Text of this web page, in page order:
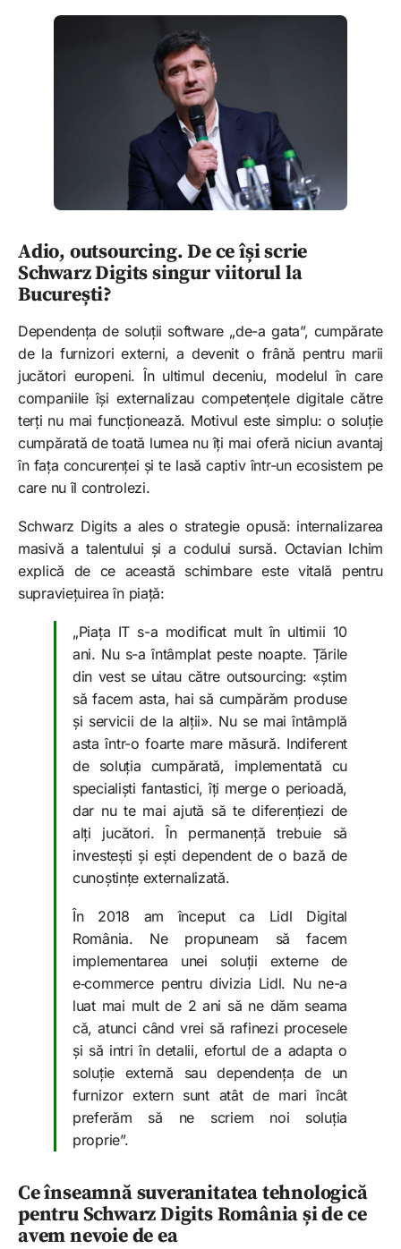
Adio, outsourcing. De ce își scrie
Schwarz Digits singur viitorul la
București?
Dependența de soluții software „de-a gata”, cumpărate
de la furnizori externi, a devenit o frână pentru marii
jucători europeni. În ultimul deceniu, modelul în care
companiile își externalizau competențele digitale către
terți nu mai funcționează. Motivul este simplu: o soluție
cumpărată de toată lumea nu îți mai oferă niciun avantaj
în fața concurenței și te lasă captiv într-un ecosistem pe
care nu îl controlezi.
Schwarz Digits a ales o strategie opusă: internalizarea
masivă a talentului și a codului sursă. Octavian Ichim
explică de ce această schimbare este vitală pentru
supraviețuirea în piață:
„Piața IT s-a modificat mult în ultimii 10
ani. Nu s-a întâmplat peste noapte. Țările
din vest se uitau către outsourcing: «știm
să facem asta, hai să cumpărăm produse
și servicii de la alții». Nu se mai întâmplă
asta într-o foarte mare măsură. Indiferent
de soluția cumpărată, implementată cu
specialiști fantastici, îți merge o perioadă,
dar nu te mai ajută să te diferențiezi de
alți jucători. În permanență trebuie să
investești și ești dependent de o bază de
cunoștințe externalizată.
În 2018 am început ca Lidl Digital
România. Ne propuneam să facem
implementarea unei soluții externe de
e‑commerce pentru divizia Lidl. Nu ne-a
luat mai mult de 2 ani să ne dăm seama
că, atunci când vrei să rafinezi procesele
și să intri în detalii, efortul de a adapta o
soluție externă sau dependența de un
furnizor extern sunt atât de mari încât
preferăm să ne scriem noi soluția
proprie”.
Ce înseamnă suveranitatea tehnologică
pentru Schwarz Digits România și de ce
avem nevoie de ea